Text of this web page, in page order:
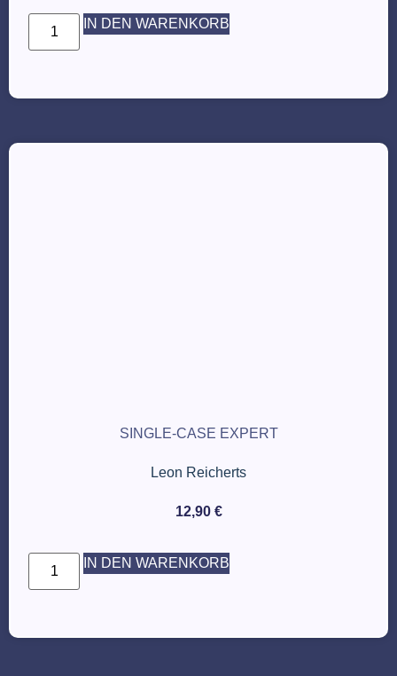
IN DEN WARENKORB
SINGLE-CASE EXPERT
Leon Reicherts
12,90 €
IN DEN WARENKORB